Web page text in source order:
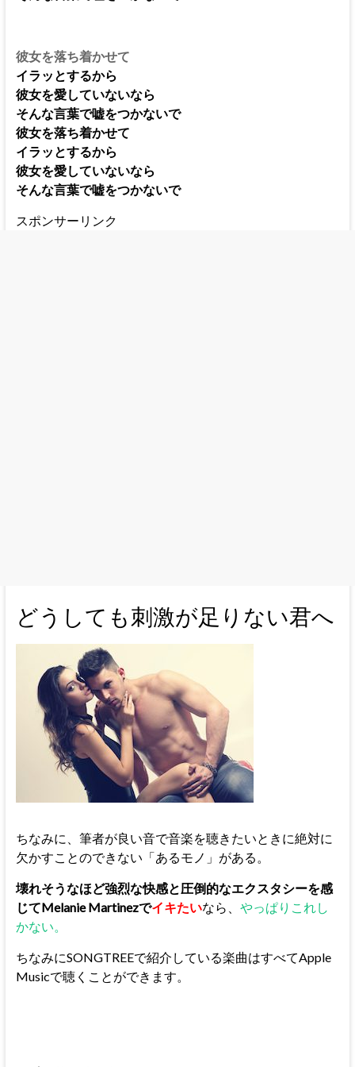
彼女を落ち着かせて
イラッとするから
彼女を愛していないなら
そんな言葉で嘘をつかないで
彼女を落ち着かせて
イラッとするから
彼女を愛していないなら
そんな言葉で嘘をつかないで
スポンサーリンク
どうしても刺激が足りない君へ
ちなみに、筆者が良い音で音楽を聴きたいときに絶対に
欠かすことのできない「あるモノ」がある。
壊れそうなほど強烈な快感と圧倒的なエクスタシーを感
じてMelanie Martinezでイキたいなら、 やっぱりこれし
かない。
ちなみにSONGTREEで紹介している楽曲はすべてApple
Musicで聴くことができます。